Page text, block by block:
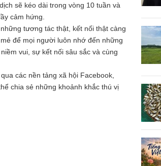
sẽ kéo dài trong vòng 10 tuần và
cảm hứng.
tương tác thật, kết nối thật càng
để mọi người luôn nhớ đến những
vui, sự kết nối sâu sắc và cùng
các nền tảng xã hội Facebook,
chia sẻ những khoảnh khắc thú vị